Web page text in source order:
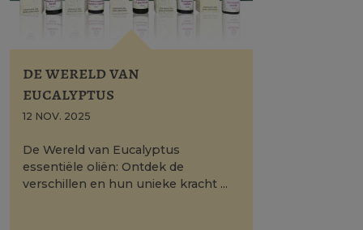
de wereld van
eucalyptus
12 NOV. 2025
De Wereld van Eucalyptus
essentiële oliën: Ontdek de
verschillen en hun unieke kracht ...